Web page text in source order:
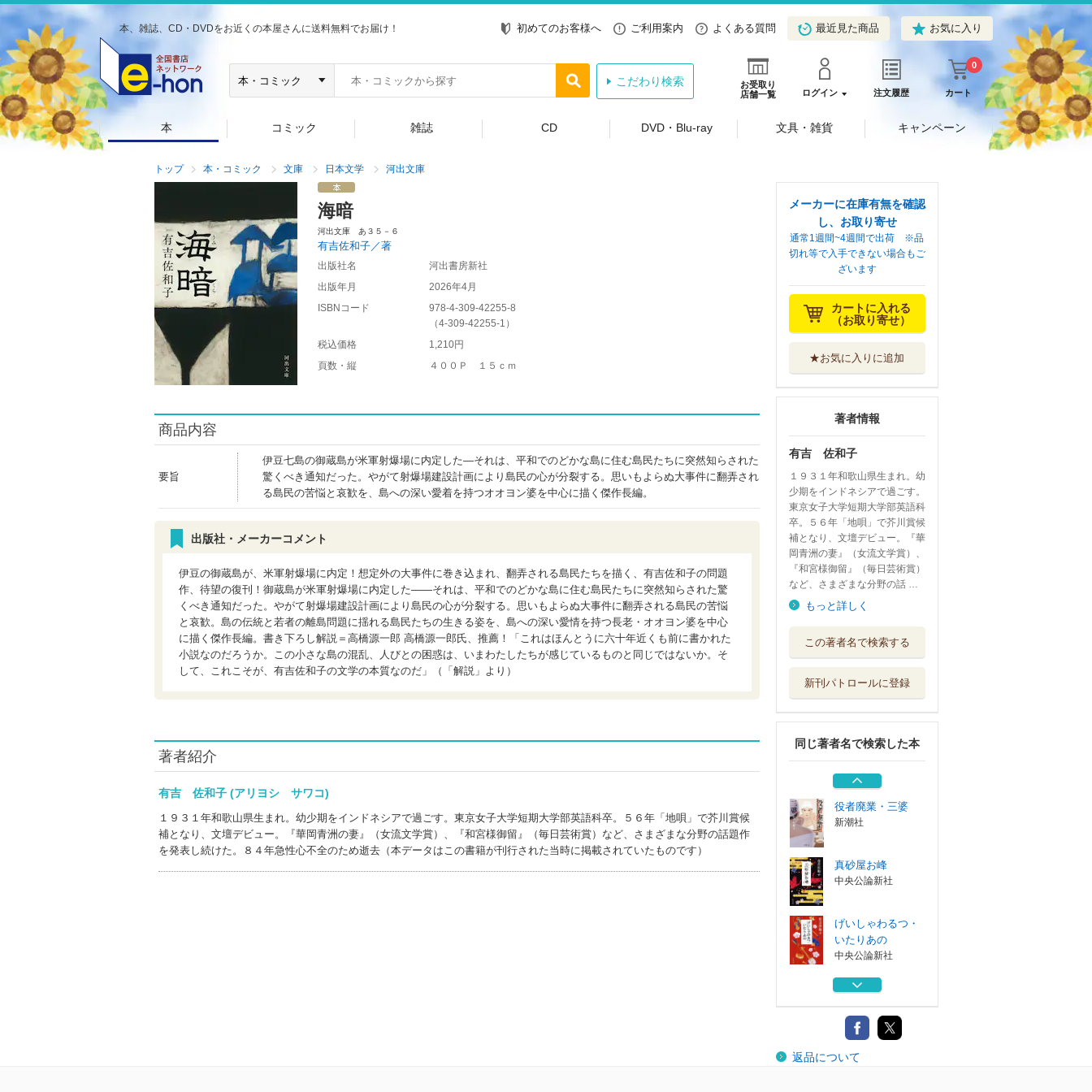
本、雑誌、CD・DVDをお近くの本屋さんに送料無料でお届け！ 初めてのお客様へ ご利用案内 よくある質問 最近見た商品 お気に入り
お受取り
店舗一覧
ログイン 注文履歴 カート
0
こだわり検索
本 コミック 雑誌 CD DVD・Blu-ray 文具・雑貨 キャンペーン
トップ 本・コミック 文庫 日本文学 河出文庫
海暗
河出文庫 あ３５－６
有吉佐和子／著
出版社名
河出書房新社
出版年月
2026年4月
ISBNコード
978-4-309-42255-8
（4-309-42255-1 ）
税込価格
1,210円
頁数・縦
４００Ｐ １５ｃｍ
商品内容
要旨
伊豆七島の御蔵島が米軍射爆場に内定した―それは、平和でのどかな島に住む島民たちに突然知らされた
驚くべき通知だった。やがて射爆場建設計画により島民の心が分裂する。思いもよらぬ大事件に翻弄され
る島民の苦悩と哀歓を、島への深い愛着を持つオオヨン婆を中心に描く傑作長編。
出版社・メーカーコメント
伊豆の御蔵島が、米軍射爆場に内定！想定外の大事件に巻き込まれ、翻弄される島民たちを描く、有吉佐和子の問題
作、待望の復刊！御蔵島が米軍射爆場に内定した――それは、平和でのどかな島に住む島民たちに突然知らされた驚
くべき通知だった。やがて射爆場建設計画により島民の心が分裂する。思いもよらぬ大事件に翻弄される島民の苦悩
と哀歓。島の伝統と若者の離島問題に揺れる島民たちの生きる姿を、島への深い愛情を持つ長老・オオヨン婆を中心
に描く傑作長編。書き下ろし解説＝高橋源一郎 高橋源一郎氏、推薦！「これはほんとうに六十年近くも前に書かれた
小説なのだろうか。この小さな島の混乱、人びとの困惑は、いまわたしたちが感じているものと同じではないか。そ
して、これこそが、有吉佐和子の文学の本質なのだ」（「解説」より）
著者紹介
有吉 佐和子 (アリヨシ サワコ)
１９３１年和歌山県生まれ。幼少期をインドネシアで過ごす。東京女子大学短期大学部英語科卒。５６年「地唄」で芥川賞候
補となり、文壇デビュー。『華岡青洲の妻』（女流文学賞）、『和宮様御留』（毎日芸術賞）など、さまざまな分野の話題作
を発表し続けた。８４年急性心不全のため逝去（本データはこの書籍が刊行された当時に掲載されていたものです）
メーカーに在庫有無を確認
し、お取り寄せ
通常1週間~4週間で出荷 ※品
切れ等で入手できない場合もご
ざいます
カートに入れる
（お取り寄せ）
★お気に入りに追加
著者情報
有吉 佐和子
１９３１年和歌山県生まれ。幼
少期をインドネシアで過ごす。
東京女子大学短期大学部英語科
卒。５６年「地唄」で芥川賞候
補となり、文壇デビュー。『華
岡青洲の妻』（女流文学賞）、
『和宮様御留』（毎日芸術賞）
など、さまざまな分野の話 …
もっと詳しく
この著者名で検索する
新刊パトロールに登録
同じ著者名で検索した本
いたりあの
針女
有吉佐和子ベスト
・エッセイ
筑摩書房
役者廃業・三婆
新潮社
真砂屋お峰
中央公論新社
げいしゃわるつ・
いたりあの
中央公論新社
針女
有吉佐和子ベスト
・エッセイ
返品について